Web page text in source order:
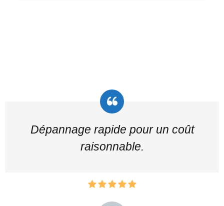
Dépannage rapide pour un coût
raisonnable.